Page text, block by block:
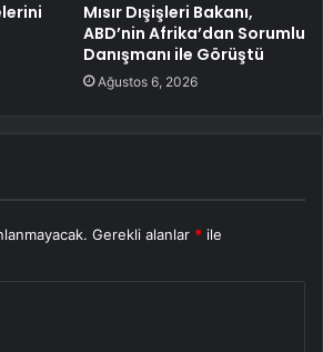
Mısır Dışişleri Bakanı,
ABD’nin Afrika’dan Sorumlu
Danışmanı ile Görüştü
Ağustos 6, 2026
Gerekli alanlar * ile